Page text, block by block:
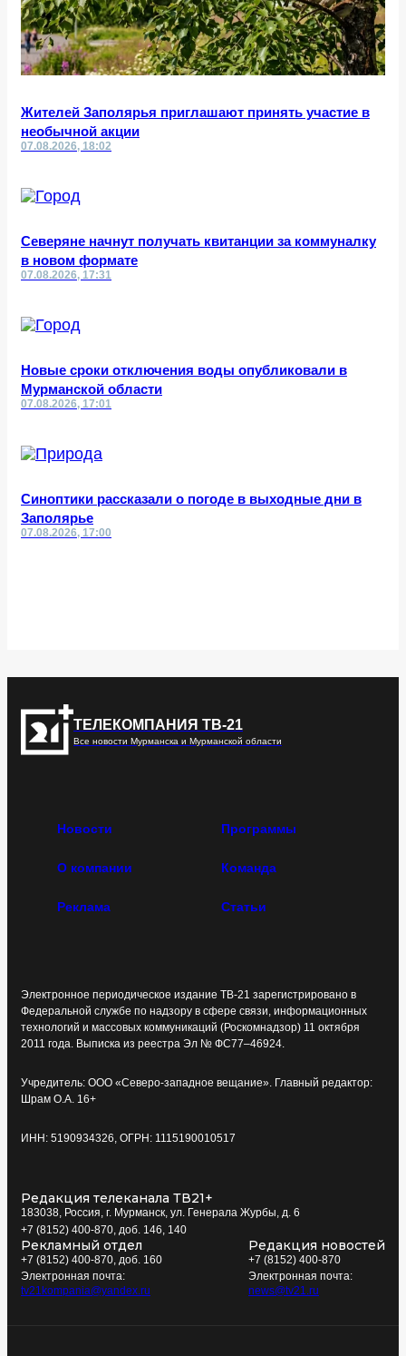
Жителей Заполярья приглашают принять участие в
необычной акции
07.08.2026, 18:02
Северяне начнут получать квитанции за коммуналку
в новом формате
07.08.2026, 17:31
Новые сроки отключения воды опубликовали в
Мурманской области
07.08.2026, 17:01
Синоптики рассказали о погоде в выходные дни в
Заполярье
07.08.2026, 17:00
ТЕЛЕКОМПАНИЯ ТВ-21
Все новости Мурманска и Мурманской области
Новости Программы
О компании Команда
Реклама Статьи
Электронное периодическое издание ТВ-21 зарегистрировано в
Федеральной службе по надзору в сфере связи, информационных
технологий и массовых коммуникаций (Роскомнадзор) 11 октября
2011 года. Выписка из реестра Эл № ФС77–46924.
Учредитель: ООО «Северо-западное вещание». Главный редактор:
Шрам О.А. 16+
ИНН: 5190934326, ОГРН: 1115190010517
Редакция телеканала ТВ21+
183038, Россия, г. Мурманск, ул. Генерала Журбы, д. 6
+7 (8152) 400-870, доб. 146, 140
Рекламный отдел
+7 (8152) 400-870, доб. 160
Электронная почта:
tv21kompania@yandex.ru
Редакция новостей
+7 (8152) 400-870
Электронная почта:
news@tv21.ru